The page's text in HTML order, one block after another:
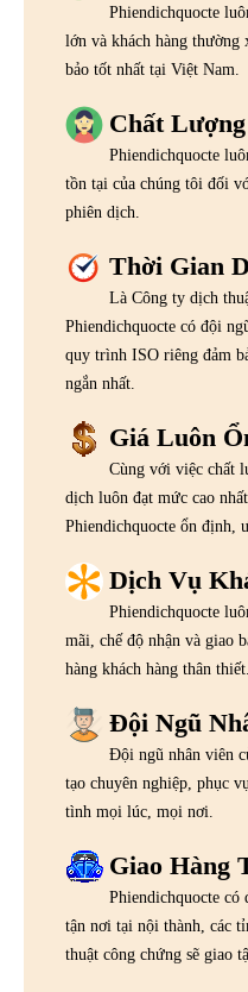
Phiendichquocte
lớn và khách hàng
bảo tốt nhất tại Việt Nam.
Chất
Phiendichquocte
tồn tại của chúng tôi đối
phiên dịch.
Thời Gian
Là Công ty dịch
Phiendichquocte có đội
quy trình ISO riêng đảm
ngắn nhất.
Giá Luôn
Cùng với việc chất
dịch luôn đạt mức cao
Phiendichquocte ổn định,
Dịch Vụ
Phiendichquocte
mãi, chế độ nhận và giao
hàng khách hàng thân thiết.
Đội Ngũ
Đội ngũ nhân viên
tạo chuyên nghiệp, phục
tình mọi lúc, mọi nơi.
Giao Hàng
Phiendichquocte có
tận nơi tại nội thành, các
thuật công chứng sẽ giao